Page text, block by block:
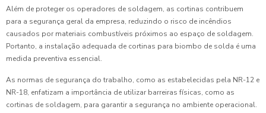
Além de proteger os operadores de soldagem, as cortinas contribuem
para a segurança geral da empresa, reduzindo o risco de incêndios
causados por materiais combustíveis próximos ao espaço de soldagem.
Portanto, a instalação adequada de cortinas para biombo de solda é uma
medida preventiva essencial.
As normas de segurança do trabalho, como as estabelecidas pela NR-12 e
NR-18, enfatizam a importância de utilizar barreiras físicas, como as
cortinas de soldagem, para garantir a segurança no ambiente operacional.